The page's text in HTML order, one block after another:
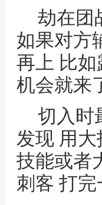
劫在团
如果对方
再上 比
机会就来
切入时
发现 用
技能或者
刺客 打